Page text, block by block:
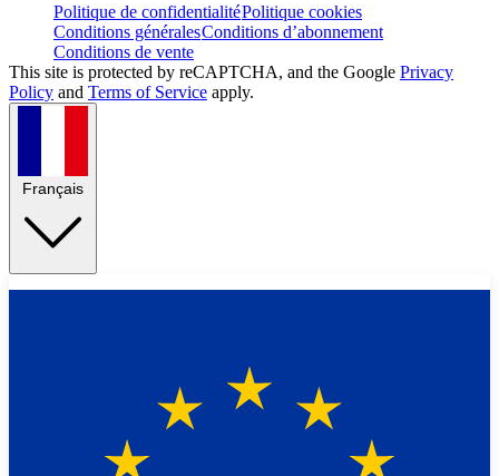
Politique de confidentialitéPolitique cookies
Conditions généralesConditions d’abonnement
Conditions de vente
This site is protected by reCAPTCHA, and the Google Privacy
Policy and Terms of Service apply.
Français